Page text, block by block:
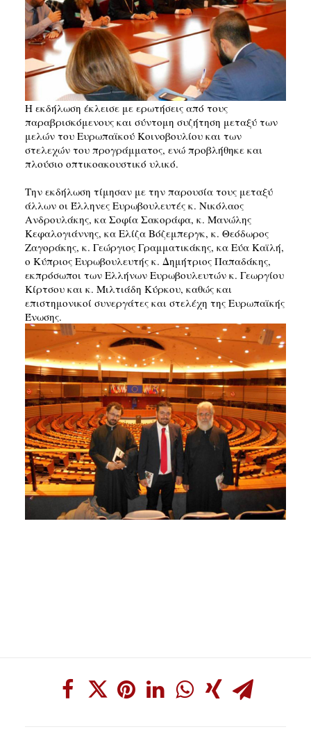
Η εκδήλωση έκλεισε με ερωτήσεις από τους
παραβρισκόμενους και σύντομη συζήτηση μεταξύ των
μελών του Ευρωπαϊκού Κοινοβουλίου και των
στελεχών του προγράμματος, ενώ προβλήθηκε και
πλούσιο οπτικοακουστικό υλικό.
Την εκδήλωση τίμησαν με την παρουσία τους μεταξύ
άλλων οι Έλληνες Ευρωβουλευτές κ. Νικόλαος
Ανδρουλάκης, κα Σοφία Σακοράφα, κ. Μανώλης
Κεφαλογιάννης, κα Ελίζα Βόζεμπεργκ, κ. Θεόδωρος
Ζαγοράκης, κ. Γεώργιος Γραμματικάκης, κα Εύα Καϊλή,
ο Κύπριος Ευρωβουλευτής κ. Δημήτριος Παπαδάκης,
εκπρόσωποι των Ελλήνων Ευρωβουλευτών κ. Γεωργίου
Κίρτσου και κ. Μιλτιάδη Κύρκου, καθώς και
επιστημονικοί συνεργάτες και στελέχη της Ευρωπαϊκής
Ένωσης.